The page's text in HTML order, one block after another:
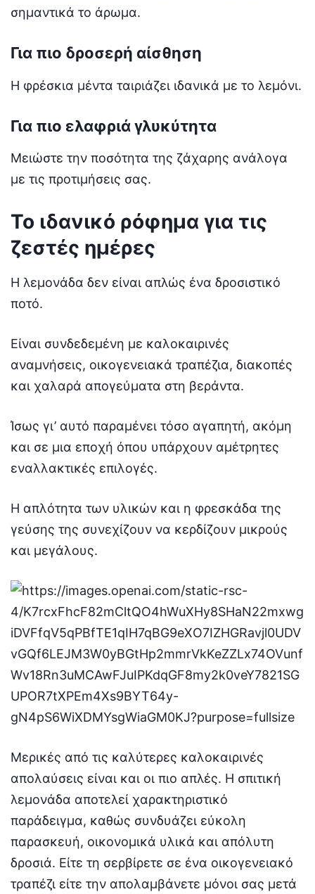
σημαντικά το άρωμα.
Για πιο δροσερή αίσθηση
Η φρέσκια μέντα ταιριάζει ιδανικά με το λεμόνι.
Για πιο ελαφριά γλυκύτητα
Μειώστε την ποσότητα της ζάχαρης ανάλογα
με τις προτιμήσεις σας.
Το ιδανικό ρόφημα για τις
ζεστές ημέρες
Η λεμονάδα δεν είναι απλώς ένα δροσιστικό
ποτό.
Είναι συνδεδεμένη με καλοκαιρινές
αναμνήσεις, οικογενειακά τραπέζια, διακοπές
και χαλαρά απογεύματα στη βεράντα.
Ίσως γι’ αυτό παραμένει τόσο αγαπητή, ακόμη
και σε μια εποχή όπου υπάρχουν αμέτρητες
εναλλακτικές επιλογές.
Η απλότητα των υλικών και η φρεσκάδα της
γεύσης της συνεχίζουν να κερδίζουν μικρούς
και μεγάλους.
Μερικές από τις καλύτερες καλοκαιρινές
απολαύσεις είναι και οι πιο απλές. Η σπιτική
λεμονάδα αποτελεί χαρακτηριστικό
παράδειγμα, καθώς συνδυάζει εύκολη
παρασκευή, οικονομικά υλικά και απόλυτη
δροσιά. Είτε τη σερβίρετε σε ένα οικογενειακό
τραπέζι είτε την απολαμβάνετε μόνοι σας μετά